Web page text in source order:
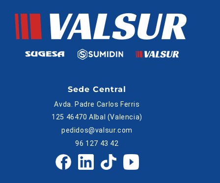
Sede Central
Avda. Padre Carlos Ferris
125 46470 Albal (Valencia)
pedidos@valsur.com
96 127 43 42